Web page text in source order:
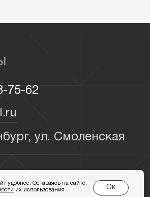
75-62
ул. Смоленская
удобнее. Оставаясь на сайте,
их использования Ок